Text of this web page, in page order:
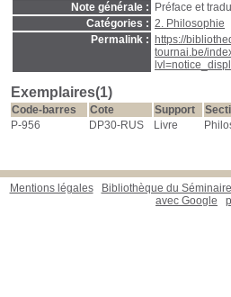
Note générale :
Préface et
Catégories : 2. Philosophie
Permalink :
https://
tournai.be/
Exemplaires(1)
Code-barres Cote Support
P-956
DP30-RUS Livre
Mentions légales Bibliothèque du
avec Google